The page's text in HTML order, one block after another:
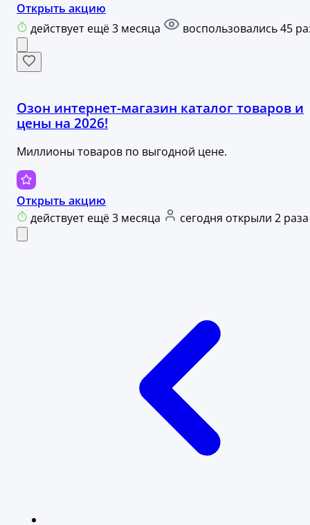
Открыть акцию
действует ещё 3 месяца
воспользовались 45
Озон интернет-магазин каталог товаров и
цены на 2026!
Миллионы товаров по выгодной цене.
Открыть акцию
действует ещё 3 месяца
сегодня открыли 2 раза